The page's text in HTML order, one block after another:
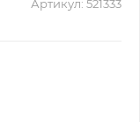
Артикул: 521333